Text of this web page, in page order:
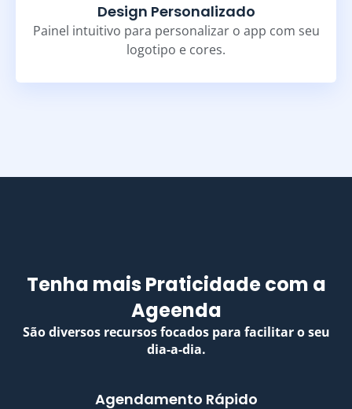
Design Personalizado
Painel intuitivo para personalizar o app com seu
logotipo e cores.
Tenha mais Praticidade com a
Ageenda
São diversos recursos focados para facilitar o seu
dia-a-dia.
Agendamento Rápido